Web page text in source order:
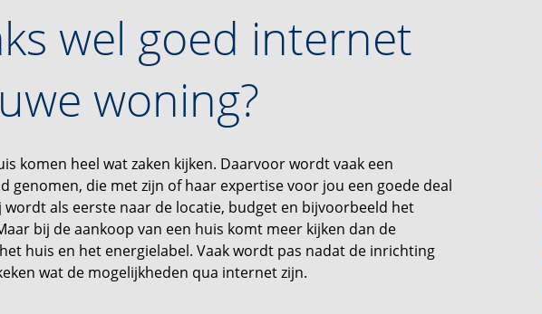
wel goed internet
woning?
komen heel wat zaken kijken. Daarvoor wordt vaak een
genomen, die met zijn of haar expertise voor jou een goede deal
als eerste naar de locatie, budget en bijvoorbeeld het
bij de aankoop van een huis komt meer kijken dan de
huis en het energielabel. Vaak wordt pas nadat de inrichting
wat de mogelijkheden qua internet zijn.